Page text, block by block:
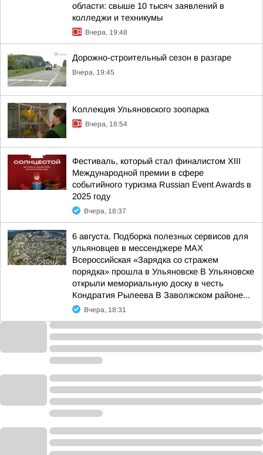
области: свыше 10 тысяч заявлений в
колледжи и техникумы
Вчера, 19:48
Дорожно-строительный сезон в разгаре
Вчера, 19:45
Коллекция Ульяновского зоопарка
Вчера, 18:54
Фестиваль, который стал финалистом ХIII
Международной премии в сфере
событийного туризма Russian Event Awards в
2025 году
Вчера, 18:37
6 августа. Подборка полезных сервисов для
ульяновцев в мессенджере MAX
Всероссийская «Зарядка со стражем
порядка» прошла в Ульяновске В Ульяновске
открыли мемориальную доску в честь
Кондратия Рылеева В Заволжском районе...
Вчера, 18:31